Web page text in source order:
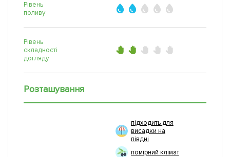
Рівень
поливу
Рівень
складності
догляду
Розташування
підходить для
висадки на
півдні
помірний клімат